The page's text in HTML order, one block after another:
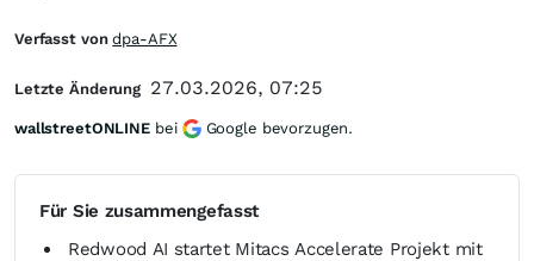
Für Sie zusammengefasst
Redwood AI startet Mitacs Accelerate Projekt mit
Verfasst vondpa-AFX
Letzte Änderung 27.03.2026, 07:25
wallstreetONLINE bei Google bevorzugen.